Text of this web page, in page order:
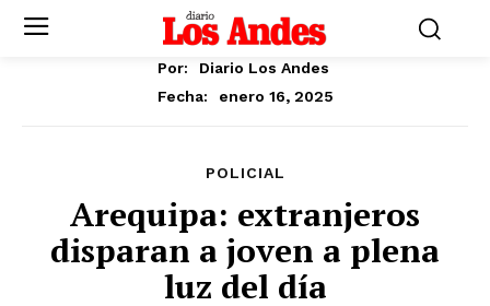
Por:
Diario Los Andes
Fecha:
enero 16, 2025
POLICIAL
Arequipa: extranjeros
disparan a joven a plena
luz del día